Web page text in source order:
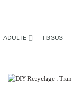
ADULTE TISSUS